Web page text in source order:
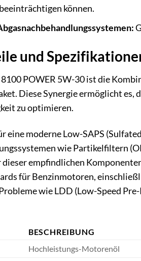
können.
und
POWER 5W-30 ist die
Diese Synergie ermöglicht
zu optimieren.
eine moderne Low-SAPS
wie Partikelfiltern
dieser empfindlichen
für Benzinmotoren,
wie LDD (Low-Speed
BESCHREIBUNG
Hochleistungs-Motorenöl